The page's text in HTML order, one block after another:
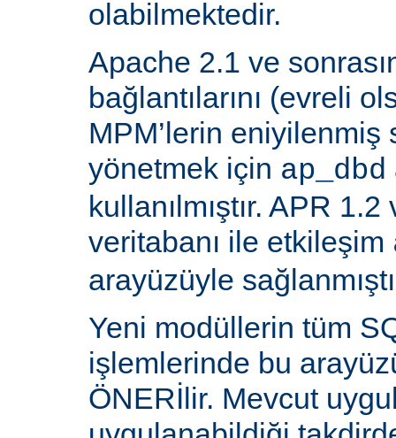
olabilmektedir.
Apache 2.1 ve
bağlantılarını (evreli
MPM’lerin
yönetmek için ap_dbd
kullanılmıştır. APR
veritabanı ile etkileşim
arayüzüyle
Yeni modüllerin tüm
işlemlerinde bu
ÖNERİlir. Mevcut